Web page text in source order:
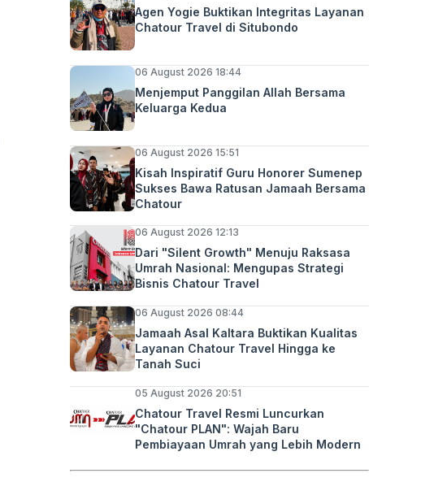
Agen Yogie Buktikan Integritas Layanan
Chatour Travel di Situbondo
06 August 2026 18:44
Menjemput Panggilan Allah Bersama
Keluarga Kedua
06 August 2026 15:51
Kisah Inspiratif Guru Honorer Sumenep
Sukses Bawa Ratusan Jamaah Bersama
Chatour
06 August 2026 12:13
Dari "Silent Growth" Menuju Raksasa
Umrah Nasional: Mengupas Strategi
Bisnis Chatour Travel
06 August 2026 08:44
Jamaah Asal Kaltara Buktikan Kualitas
Layanan Chatour Travel Hingga ke
Tanah Suci
05 August 2026 20:51
Chatour Travel Resmi Luncurkan
"Chatour PLAN": Wajah Baru
Pembiayaan Umrah yang Lebih Modern